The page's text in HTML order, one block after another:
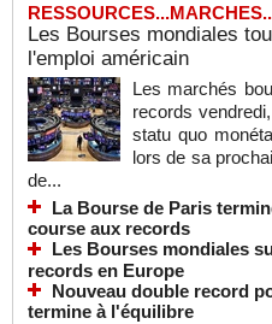
Les Bourses mondiales
l'emploi américain
Les marchés
records
statu quo
lors de sa
de...
La Bourse de Paris
course aux records
Les Bourses mondiales
records en Europe
Nouveau double record
termine à l'équilibre